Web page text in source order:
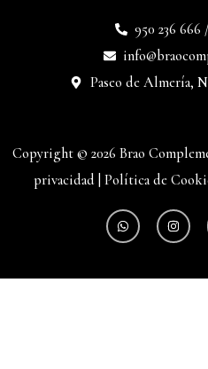
950 236 666
Paseo de Almería,
Copyright © 2026 Brao
privacidad Política de
W
h
a
a
I
n
s
g